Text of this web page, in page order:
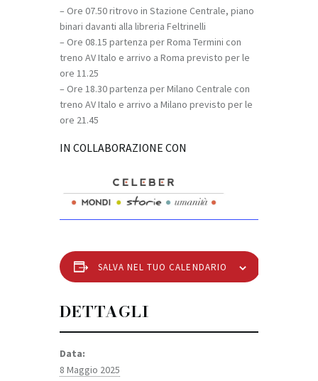
– Ore 07.50 ritrovo in Stazione Centrale, piano
binari davanti alla libreria Feltrinelli
– Ore 08.15 partenza per Roma Termini con
treno AV Italo e arrivo a Roma previsto per le
ore 11.25
– Ore 18.30 partenza per Milano Centrale con
treno AV Italo e arrivo a Milano previsto per le
ore 21.45
IN COLLABORAZIONE CON
SALVA NEL TUO CALENDARIO
DETTAGLI
Data:
8 Maggio 2025